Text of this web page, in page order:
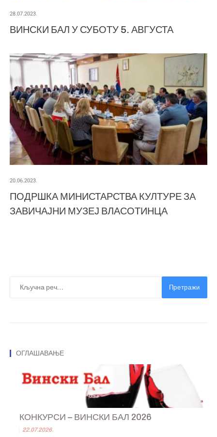
28.07.2023.
ВИНСКИ БАЛ У СУБОТУ 5. АВГУСТА
20.06.2023.
ПОДРШКА МИНИСТАРСТВА КУЛТУРЕ ЗА
ЗАВИЧАЈНИ МУЗЕЈ ВЛАСОТИНЦА
Претражи
ОГЛАШАВАЊЕ
КОНКУРСИ – ВИНСКИ БАЛ 2026
22.07.2026.